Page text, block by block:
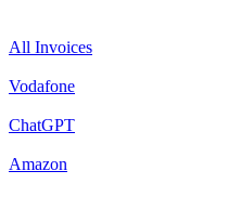
All Invoices
Vodafone
ChatGPT
Amazon